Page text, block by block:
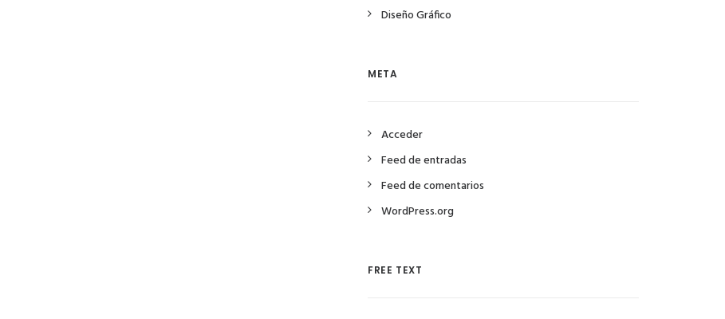
Diseño Gráfico
META
Acceder
Feed de entradas
Feed de comentarios
WordPress.org
FREE TEXT